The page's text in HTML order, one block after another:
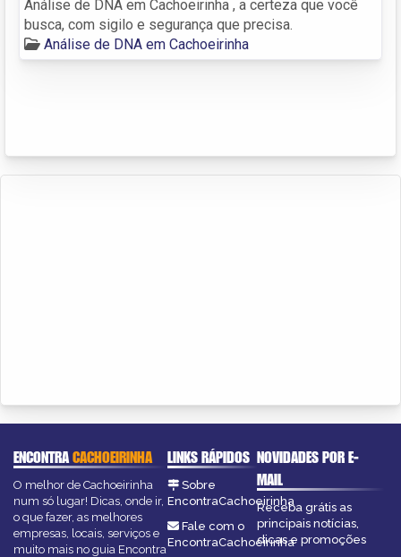
Análise de DNA em Cachoeirinha , a certeza que você
busca, com sigilo e segurança que precisa.
Análise de DNA em Cachoeirinha
ENCONTRACACHOEIRINHA
O melhor de Cachoeirinha
num só lugar! Dicas, onde ir,
o que fazer, as melhores
empresas, locais, serviços e
muito mais no guia Encontra
LINKS RÁPIDOS
Sobre
EncontraCachoeirinha
Fale com o
EncontraCachoeirinha
NOVIDADES POR E-
MAIL
Receba grátis as
principais notícias,
dicas e promoções